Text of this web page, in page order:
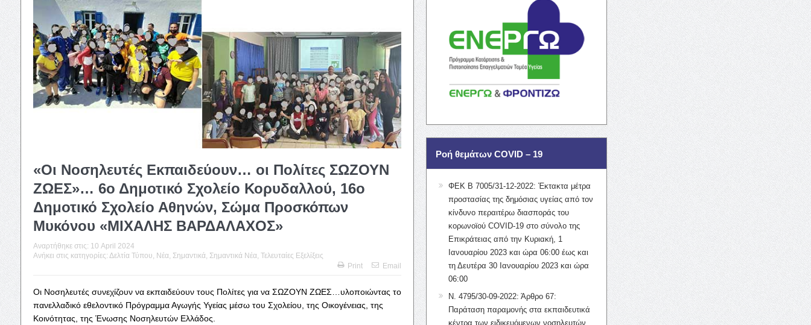
«Οι Νοσηλευτές Εκπαιδεύουν… οι Πολίτες ΣΩΖΟΥΝ
ΖΩΕΣ»… 6ο Δημοτικό Σχολείο Κορυδαλλού, 16ο
Δημοτικό Σχολείο Αθηνών, Σώμα Προσκόπων
Μυκόνου «ΜΙΧΑΛΗΣ ΒΑΡΔΑΛΑΧΟΣ»
Αναρτήθηκε στις: 10 April 2024
Ανήκει στις κατηγορίες: Δελτία Τύπου Νέα Σημαντικά Σημαντικά Νέα Τελευταίες Εξελίξεις
Print
Email
Οι Νοσηλευτές συνεχίζουν να εκπαιδεύουν τους Πολίτες για να ΣΩΖΟΥΝ ΖΩΕΣ…υλοποιώντας το
πανελλαδικό εθελοντικό Πρόγραμμα Αγωγής Υγείας μέσω του Σχολείου, της Οικογένειας, της
Κοινότητας, της Ένωσης Νοσηλευτών Ελλάδος.
Ροή θεμάτων COVID – 19
ΦΕΚ Β 7005/31-12-2022: Έκτακτα μέτρα
προστασίας της δημόσιας υγείας από τον
κίνδυνο περαιτέρω διασποράς του
κορωνοϊού COVID-19 στο σύνολο της
Επικράτειας από την Κυριακή, 1
Ιανουαρίου 2023 και ώρα 06:00 έως και
τη Δευτέρα 30 Ιανουαρίου 2023 και ώρα
06:00
Ν. 4795/30-09-2022: Άρθρο 67:
Παράταση παραμονής στα εκπαιδευτικά
κέντρα των ειδικευόμενων νοσηλευτών